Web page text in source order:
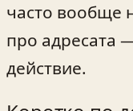
часто вообще
про адресата
действие.